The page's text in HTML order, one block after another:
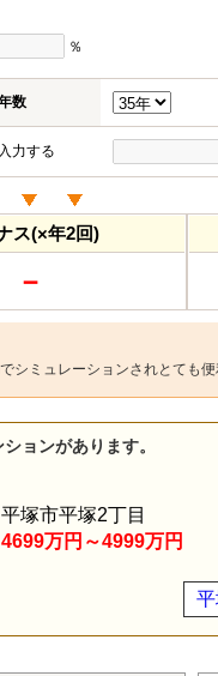
％
数
力する
ス(×年2回)
－
シミュレーションされとても便
ョンがあります。
平塚市平塚2丁目
4699万円～4999万円